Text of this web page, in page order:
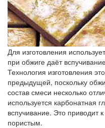
Для изготовления
при обжиге даёт
Технология изготовления
предыдущей, поскольку
состав смеси несколько
используется карбонатная
вспучивание. Это приводит
пористым.